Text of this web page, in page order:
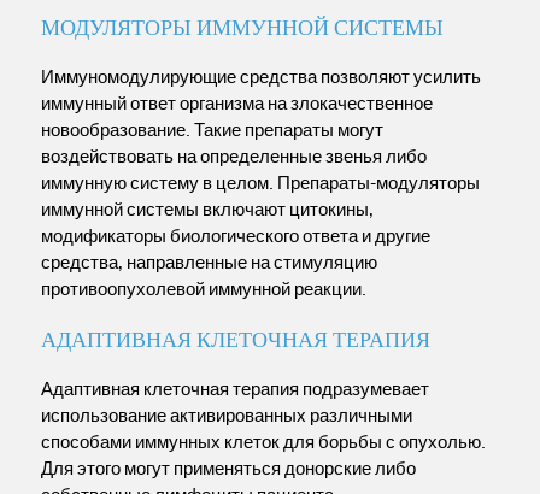
МОДУЛЯТОРЫ ИММУННОЙ СИСТЕМЫ
Иммуномодулирующие средства позволяют усилить
иммунный ответ организма на злокачественное
новообразование. Такие препараты могут
воздействовать на определенные звенья либо
иммунную систему в целом. Препараты-модуляторы
иммунной системы включают цитокины,
модификаторы биологического ответа и другие
средства, направленные на стимуляцию
противоопухолевой иммунной реакции.
АДАПТИВНАЯ КЛЕТОЧНАЯ ТЕРАПИЯ
Адаптивная клеточная терапия подразумевает
использование активированных различными
способами иммунных клеток для борьбы с опухолью.
Для этого могут применяться донорские либо